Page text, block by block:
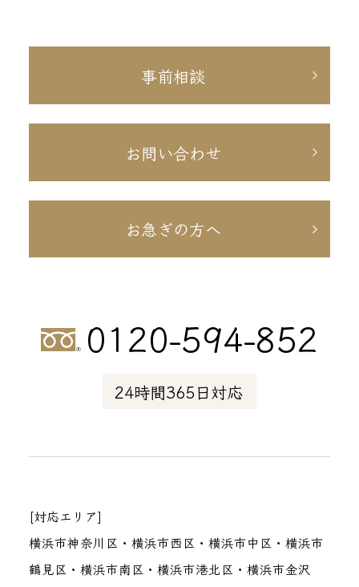
事前相談
お問い合わせ
お急ぎの方へ
0120-594-852
24時間365日対応
[対応エリア]
横浜市神奈川区・横浜市西区・横浜市中区・横浜市
鶴見区・横浜市南区・横浜市港北区・横浜市金沢